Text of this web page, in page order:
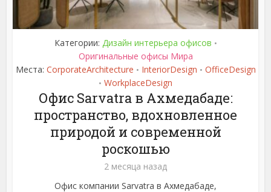
Категории: Дизайн интерьера офисов •
Оригинальные офисы Мира
Места: CorporateArchitecture • InteriorDesign • OfficeDesign
• WorkplaceDesign
Офис Sarvatra в Ахмедабаде:
пространство, вдохновленное
природой и современной
роскошью
2 месяца назад
Офис компании Sarvatra в Ахмедабаде,